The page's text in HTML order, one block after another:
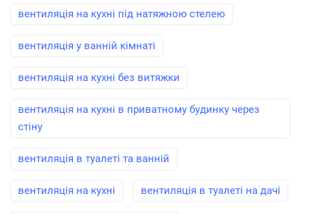
вентиляція на кухні під натяжною стелею
вентиляція у ванній кімнаті
вентиляція на кухні без витяжки
вентиляція на кухні в приватному будинку через
стіну
вентиляція в туалеті та ванній
вентиляція на кухні вентиляція в туалеті на дачі